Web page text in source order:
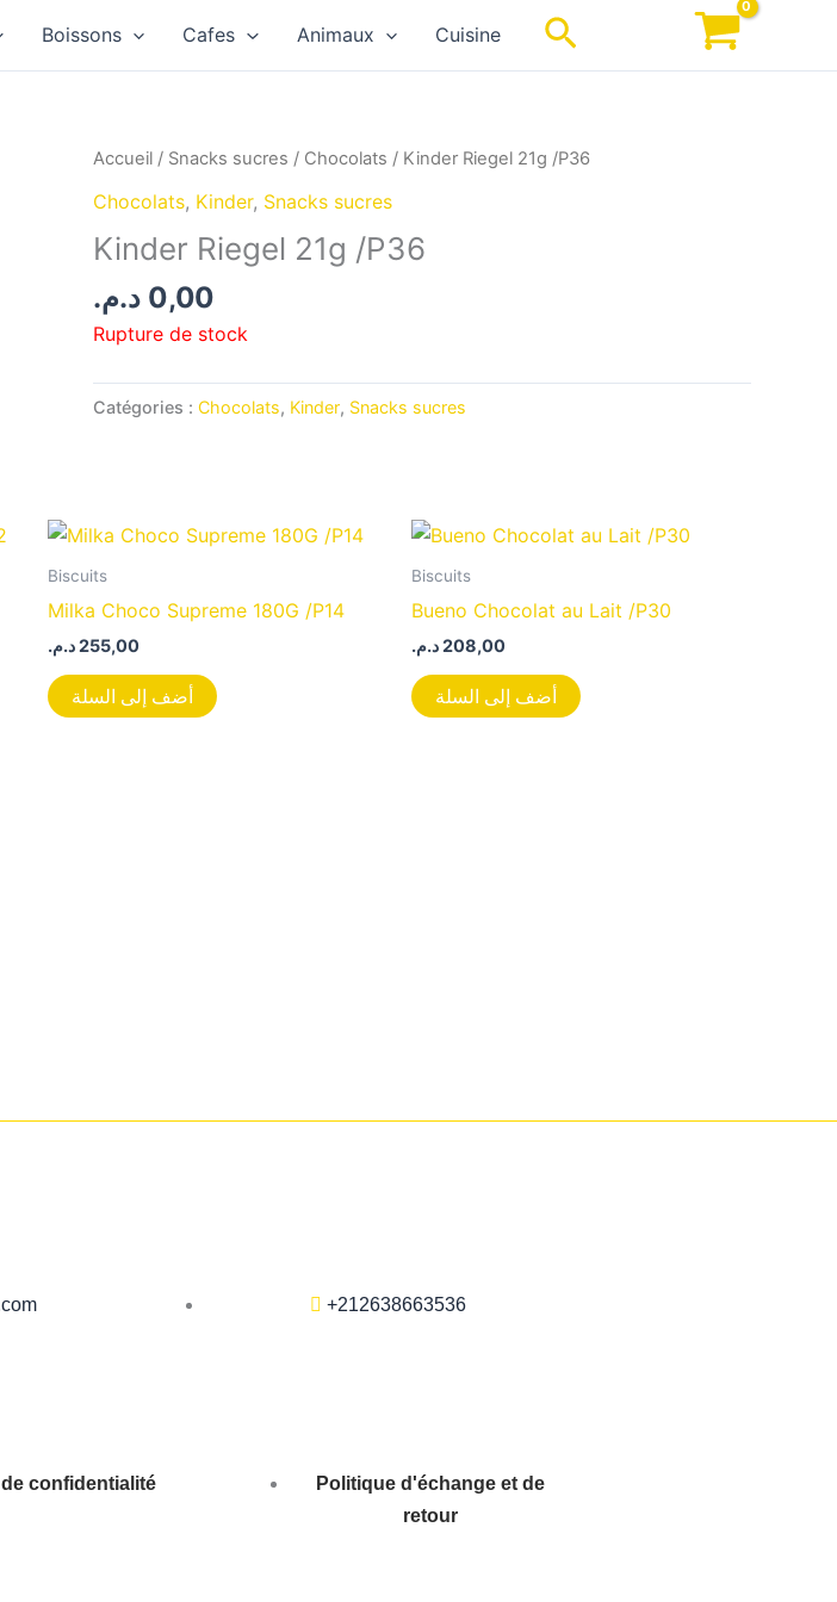
Boissons Cafes Animaux Cuisine Rechercher
Accueil / Snacks sucres / Chocolats / Kinder Riegel 21g /P36
Chocolats, Kinder, Snacks sucres
Kinder Riegel 21g /P36
0,00 د.م.
Rupture de stock
Catégories : Chocolats, Kinder, Snacks sucres
Biscuits
Milka Choco Supreme 180G /P14
255,00د.م.
أضف إلى السلة
Biscuits
Bueno Chocolat au Lait /P30
208,00د.م.
أضف إلى السلة
+212638663536
confidentialité
Politique d'échange et de
retour